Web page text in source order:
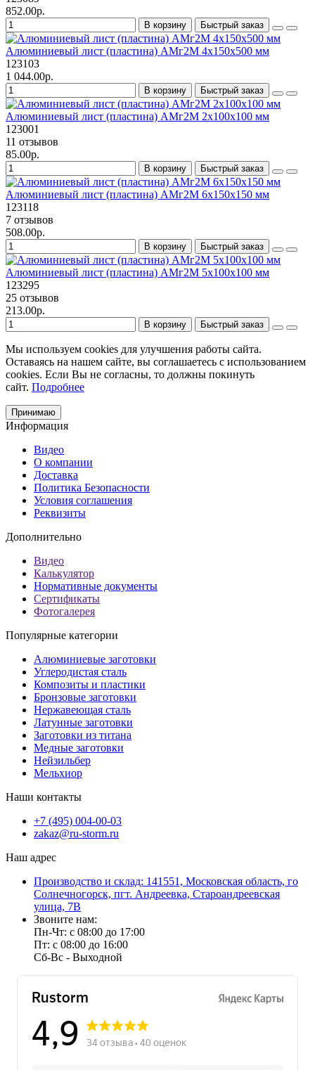
852.00р.
В корзину Быстрый заказ
Алюминиевый лист (пластина) АМг2М 4х150х500 мм
123103
1 044.00р.
В корзину Быстрый заказ
Алюминиевый лист (пластина) АМг2М 2х100х100 мм
123001
11 отзывов
85.00р.
В корзину Быстрый заказ
Алюминиевый лист (пластина) АМг2М 6х150х150 мм
123118
7 отзывов
508.00р.
В корзину Быстрый заказ
Алюминиевый лист (пластина) АМг2М 5х100х100 мм
123295
25 отзывов
213.00р.
В корзину Быстрый заказ
Мы используем cookies для улучшения работы сайта.
Оставаясь на нашем сайте, вы соглашаетесь с использованием
cookies. Если Вы не согласны, то должны покинуть
сайт. Подробнее
Принимаю
Информация
Видео
О компании
Доставка
Политика Безопасности
Условия соглашения
Реквизиты
Дополнительно
Видео
Калькулятор
Нормативные документы
Сертификаты
Фотогалерея
Популярные категории
Алюминиевые заготовки
Углеродистая сталь
Композиты и пластики
Бронзовые заготовки
Нержавеющая сталь
Латунные заготовки
Заготовки из титана
Медные заготовки
Нейзильбер
Мельхиор
Наши контакты
+7 (495) 004-00-03
zakaz@ru-storm.ru
Наш адрес
Производство и склад: 141551, Московская область, го
Солнечногорск, пгт. Андреевка, Староандреевская
улица, 7В
Звоните нам:
Пн-Чт: с 08:00 до 17:00
Пт: с 08:00 до 16:00
Сб-Вс - Выходной